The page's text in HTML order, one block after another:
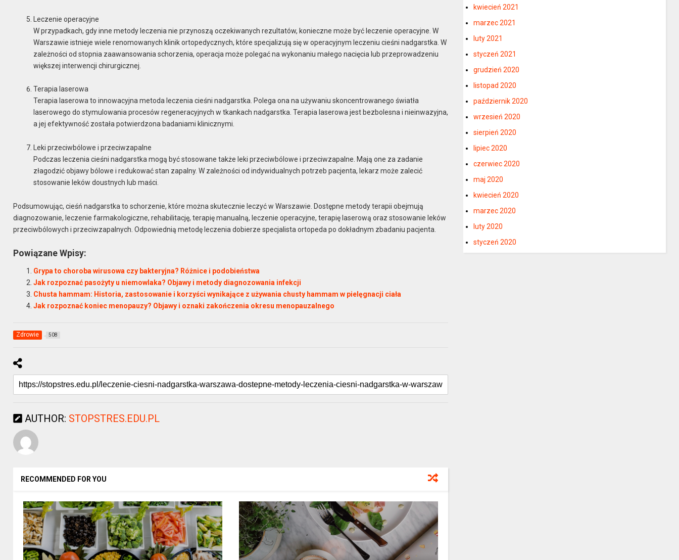
Leczenie operacyjne
W przypadkach, gdy inne metody leczenia nie przynoszą oczekiwanych rezultatów, konieczne może być leczenie operacyjne. W
Warszawie istnieje wiele renomowanych klinik ortopedycznych, które specjalizują się w operacyjnym leczeniu cieśni nadgarstka. W
zależności od stopnia zaawansowania schorzenia, operacja może polegać na wykonaniu małego nacięcia lub przeprowadzeniu
większej interwencji chirurgicznej.
Terapia laserowa
Terapia laserowa to innowacyjna metoda leczenia cieśni nadgarstka. Polega ona na używaniu skoncentrowanego światła
laserowego do stymulowania procesów regeneracyjnych w tkankach nadgarstka. Terapia laserowa jest bezbolesna i nieinwazyjna,
a jej efektywność została potwierdzona badaniami klinicznymi.
Leki przeciwbólowe i przeciwzapalne
Podczas leczenia cieśni nadgarstka mogą być stosowane także leki przeciwbólowe i przeciwzapalne. Mają one za zadanie
złagodzić objawy bólowe i redukować stan zapalny. W zależności od indywidualnych potrzeb pacjenta, lekarz może zalecić
stosowanie leków doustnych lub maści.
Podsumowując, cieśń nadgarstka to schorzenie, które można skutecznie leczyć w Warszawie. Dostępne metody terapii obejmują
diagnozowanie, leczenie farmakologiczne, rehabilitację, terapię manualną, leczenie operacyjne, terapię laserową oraz stosowanie leków
przeciwbólowych i przeciwzapalnych. Odpowiednią metodę leczenia dobierze specjalista ortopeda po dokładnym zbadaniu pacjenta.
Powiązane Wpisy:
Grypa to choroba wirusowa czy bakteryjna? Różnice i podobieństwa
Jak rozpoznać pasożyty u niemowlaka? Objawy i metody diagnozowania infekcji
Chusta hammam: Historia, zastosowanie i korzyści wynikające z używania chusty hammam w pielęgnacji ciała
Jak rozpoznać koniec menopauzy? Objawy i oznaki zakończenia okresu menopauzalnego
Zdrowie 508
AUTHOR: STOPSTRES.EDU.PL
RECOMMENDED FOR YOU
kwiecień 2021
marzec 2021
luty 2021
styczeń 2021
grudzień 2020
listopad 2020
październik 2020
wrzesień 2020
sierpień 2020
lipiec 2020
czerwiec 2020
maj 2020
kwiecień 2020
marzec 2020
luty 2020
styczeń 2020